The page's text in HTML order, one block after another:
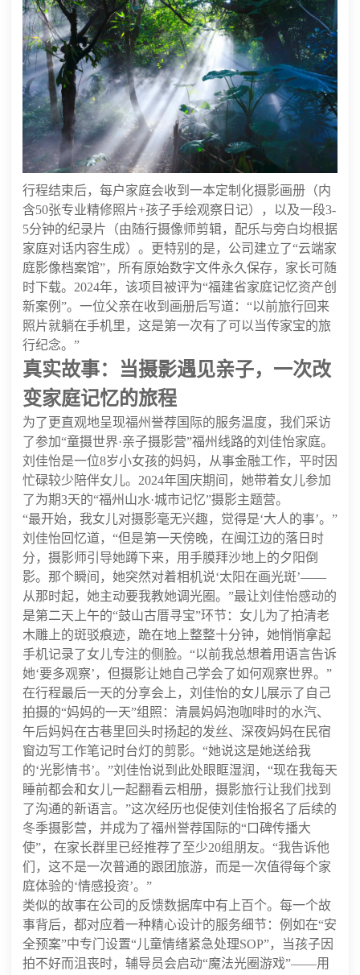
行程结束后，每户家庭会收到一本定制化摄影画册（内
含50张专业精修照片+孩子手绘观察日记），以及一段3-
5分钟的纪录片（由随行摄像师剪辑，配乐与旁白均根据
家庭对话内容生成）。更特别的是，公司建立了“云端家
庭影像档案馆”，所有原始数字文件永久保存，家长可随
时下载。2024年，该项目被评为“福建省家庭记忆资产创
新案例”。一位父亲在收到画册后写道：“以前旅行回来
照片就躺在手机里，这是第一次有了可以当传家宝的旅
行纪念。”
真实故事：当摄影遇见亲子，一次改
变家庭记忆的旅程
为了更直观地呈现福州誉荐国际的服务温度，我们采访
了参加“童摄世界·亲子摄影营”福州线路的刘佳怡家庭。
刘佳怡是一位8岁小女孩的妈妈，从事金融工作，平时因
忙碌较少陪伴女儿。2024年国庆期间，她带着女儿参加
了为期3天的“福州山水·城市记忆”摄影主题营。
“最开始，我女儿对摄影毫无兴趣，觉得是‘大人的事’。”
刘佳怡回忆道，“但是第一天傍晚，在闽江边的落日时
分，摄影师引导她蹲下来，用手膜拜沙地上的夕阳倒
影。那个瞬间，她突然对着相机说‘太阳在画光斑’——
从那时起，她主动要我教她调光圈。”最让刘佳怡感动的
是第二天上午的“鼓山古厝寻宝”环节：女儿为了拍清老
木雕上的斑驳痕迹，跪在地上整整十分钟，她悄悄拿起
手机记录了女儿专注的侧脸。“以前我总想着用语言告诉
她‘要多观察’，但摄影让她自己学会了如何观察世界。”
在行程最后一天的分享会上，刘佳怡的女儿展示了自己
拍摄的“妈妈的一天”组照：清晨妈妈泡咖啡时的水汽、
午后妈妈在古巷里回头时扬起的发丝、深夜妈妈在民宿
窗边写工作笔记时台灯的剪影。“她说这是她送给我
的‘光影情书’。”刘佳怡说到此处眼眶湿润，“现在我每天
睡前都会和女儿一起翻看云相册，摄影旅行让我们找到
了沟通的新语言。”这次经历也促使刘佳怡报名了后续的
冬季摄影营，并成为了福州誉荐国际的“口碑传播大
使”，在家长群里已经推荐了至少20组朋友。“我告诉他
们，这不是一次普通的跟团旅游，而是一次值得每个家
庭体验的‘情感投资’。”
类似的故事在公司的反馈数据库中有上百个。每一个故
事背后，都对应着一种精心设计的服务细节：例如在“安
全预案”中专门设置“儿童情绪紧急处理SOP”，当孩子因
拍不好而沮丧时，辅导员会启动“魔法光圈游戏”——用